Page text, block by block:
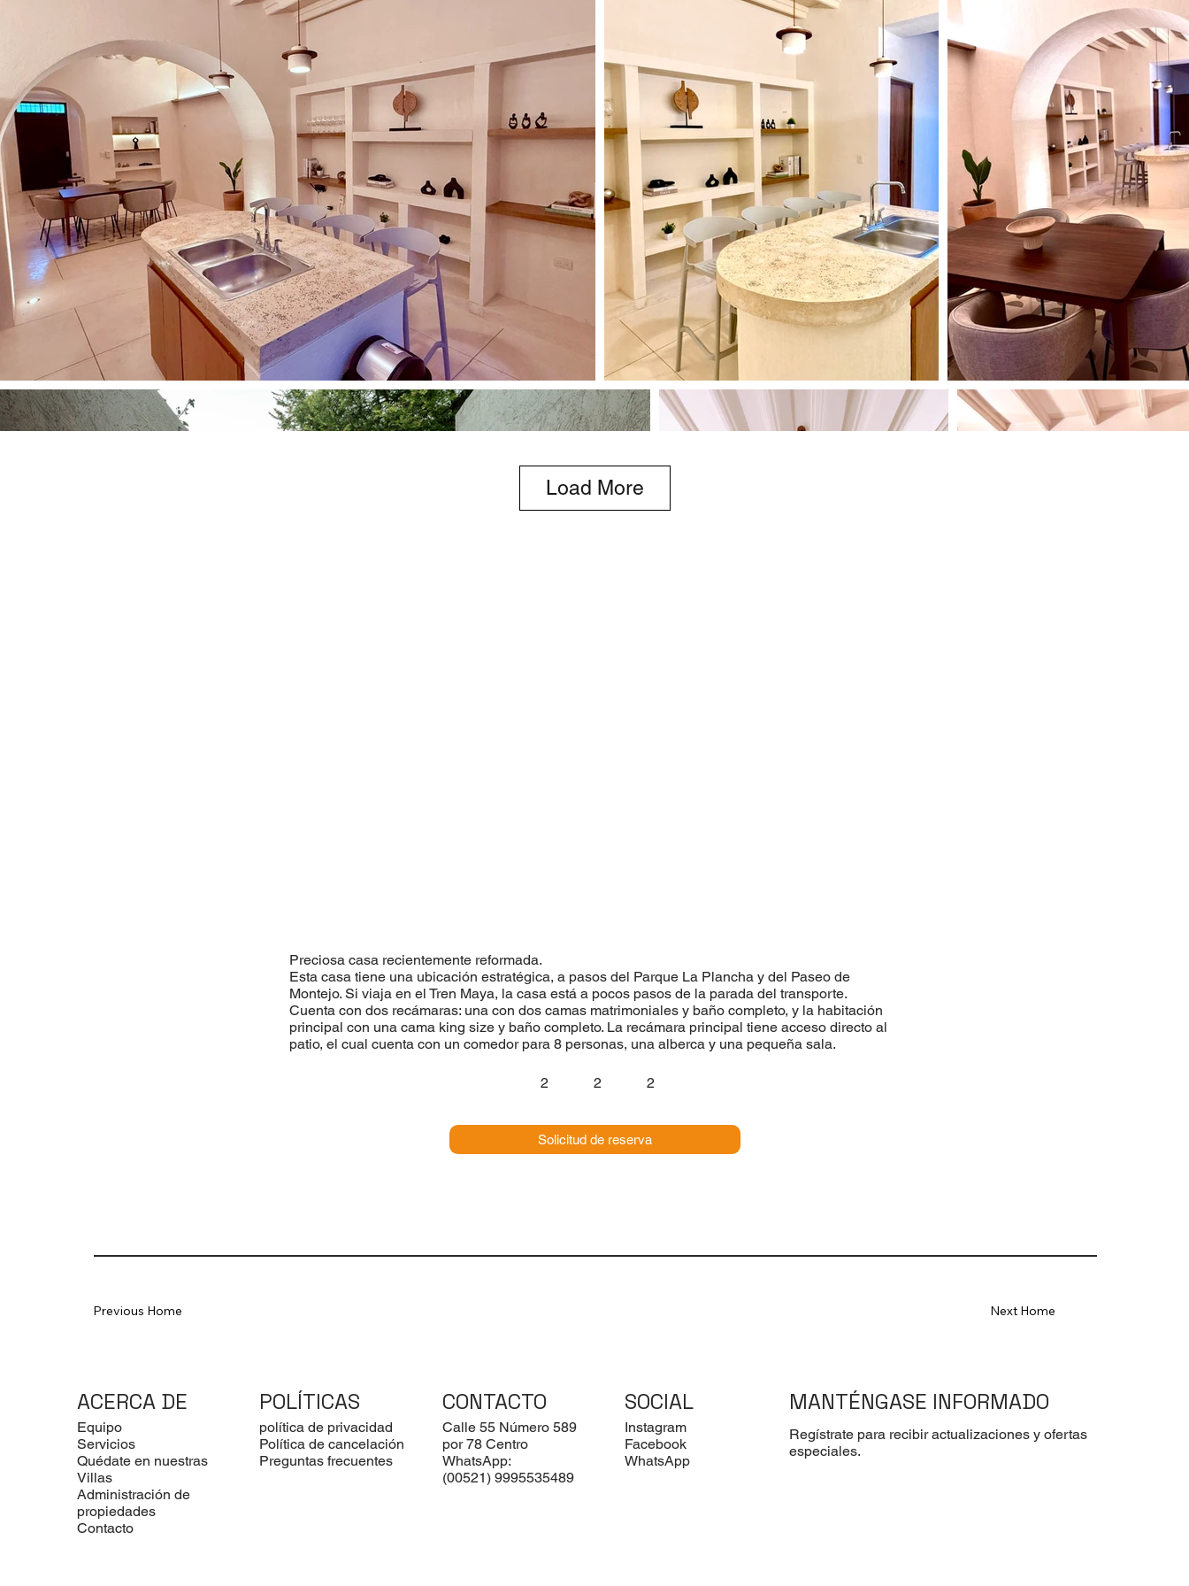
Preciosa casa recientemente reformada.
Esta casa tiene una ubicación estratégica, a pasos del Parque La Plancha y del Paseo de
Montejo. Si viaja en el Tren Maya, la casa está a pocos pasos de la parada del transporte.
Cuenta con dos recámaras: una con dos camas matrimoniales y baño completo, y la habitación
principal con una cama king size y baño completo. La recámara principal tiene acceso directo al
patio, el cual cuenta con un comedor para 8 personas, una alberca y una pequeña sala.
2 2 2
Solicitud de reserva
Previous Home Next Home
Load More
ACERCA DE
Equipo
Servicios
Quédate en nuestras
Villas
Administración de
propiedades
Contacto
POLÍTICAS
política de privacidad
Política de cancelación
Preguntas frecuentes
CONTACTO
Calle 55 Número 589
por 78 Centro
WhatsApp:
(00521) 9995535489
SOCIAL
Instagram
Facebook
WhatsApp
MANTÉNGASE INFORMADO
Regístrate para recibir actualizaciones y ofertas
especiales.